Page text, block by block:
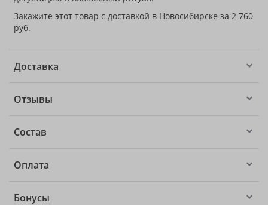
Закажите этот товар с доставкой в Новосибирске за 2 760
руб.
Доставка
Отзывы
Состав
Оплата
Бонусы